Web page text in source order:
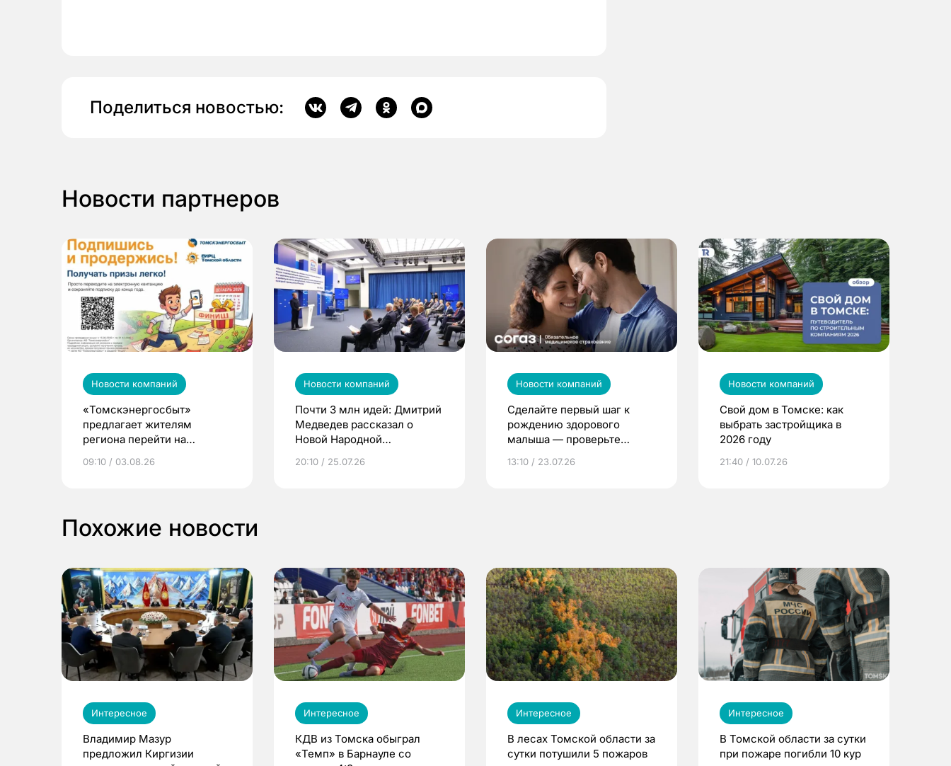
Поделиться новостью:
Новости партнеров
Новости компаний
«Томскэнергосбыт»
предлагает жителям
региона перейти на
выиграть призы
09:10 / 03.08.26
Новости компаний
Почти 3 млн идей: Дмитрий
Медведев рассказал о
Новой Народной
20:10 / 25.07.26
Новости компаний
Сделайте первый шаг к
рождению здорового
малыша — проверьте
по ОМС!
13:10 / 23.07.26
Новости компаний
Свой дом в Томске: как
выбрать застройщика в
2026 году
21:40 / 10.07.26
Похожие новости
Интересное
Владимир Мазур
предложил Киргизии
Интересное
КДВ из Томска обыграл
«Темп» в Барнауле со
Интересное
В лесах Томской области за
сутки потушили 5 пожаров
Интересное
В Томской области за сутки
при пожаре погибли 10 кур